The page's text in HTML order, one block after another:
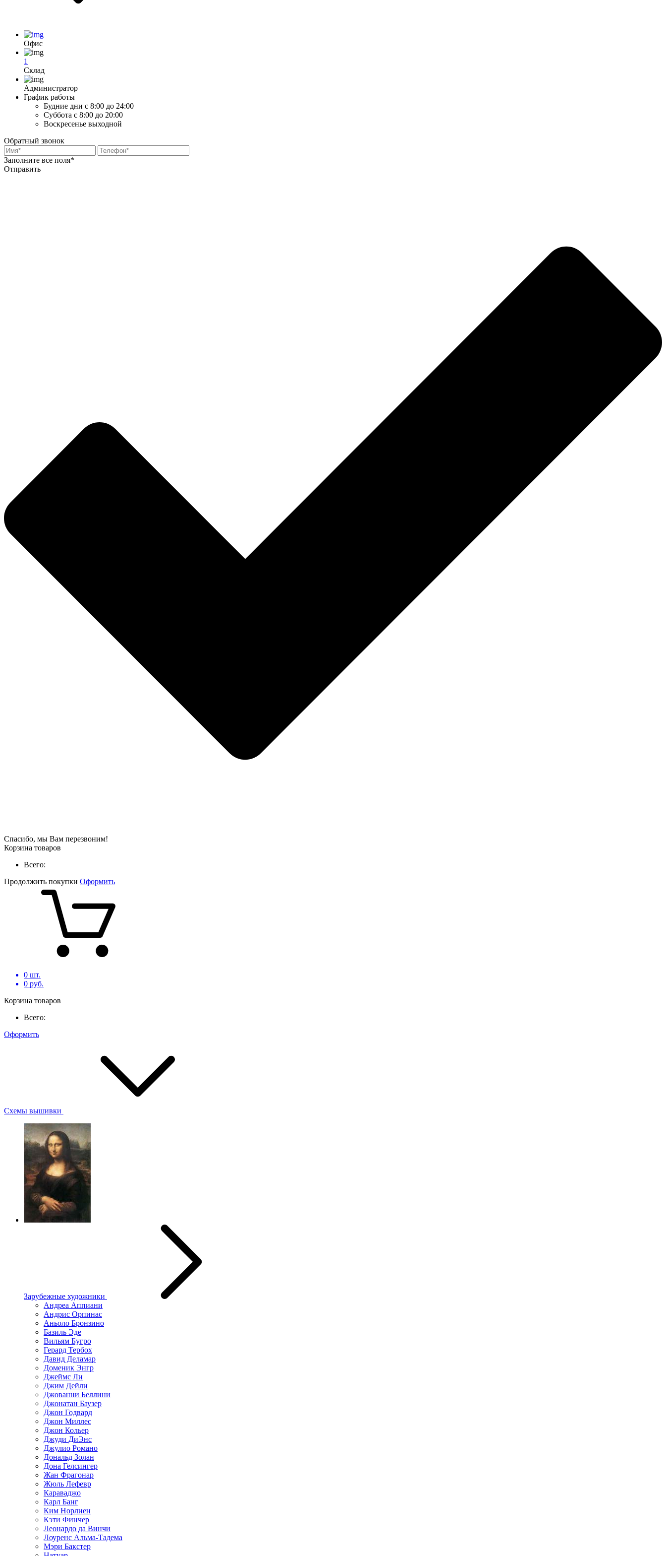
Офис
1
Склад
Администратор
График работы
Будние дни с 8:00 до 24:00
Суббота с 8:00 до 20:00
Воскресенье выходной
Обратный звонок
Заполните все поля*
Отправить
Спасибо, мы Вам перезвоним!
Корзина товаров
Всего:
Продолжить покупки Оформить
0 шт.
0 руб.
Корзина товаров
Всего:
Оформить
Схемы вышивки
Зарубежные художники
Андреа Аппиани
Андрис Орпинас
Аньоло Бронзино
Базиль Эде
Вильям Бугро
Герард Тербох
Давид Деламар
Доменик Энгр
Джеймс Ли
Джим Дейли
Джованни Беллини
Джонатан Баузер
Джон Годвард
Джон Миллес
Джон Кольер
Джуди ДиЭнс
Джулио Романо
Дональд Золан
Дона Гелсингер
Жан Фрагонар
Жюль Лефевр
Караваджо
Карл Банг
Ким Норлиен
Кэти Финчер
Леонардо да Винчи
Лоуренс Альма-Тадема
Мэри Бакстер